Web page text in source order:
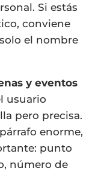
Si estás
conviene
el nombre
y eventos
usuario
pero precisa.
enorme,
punto
número de